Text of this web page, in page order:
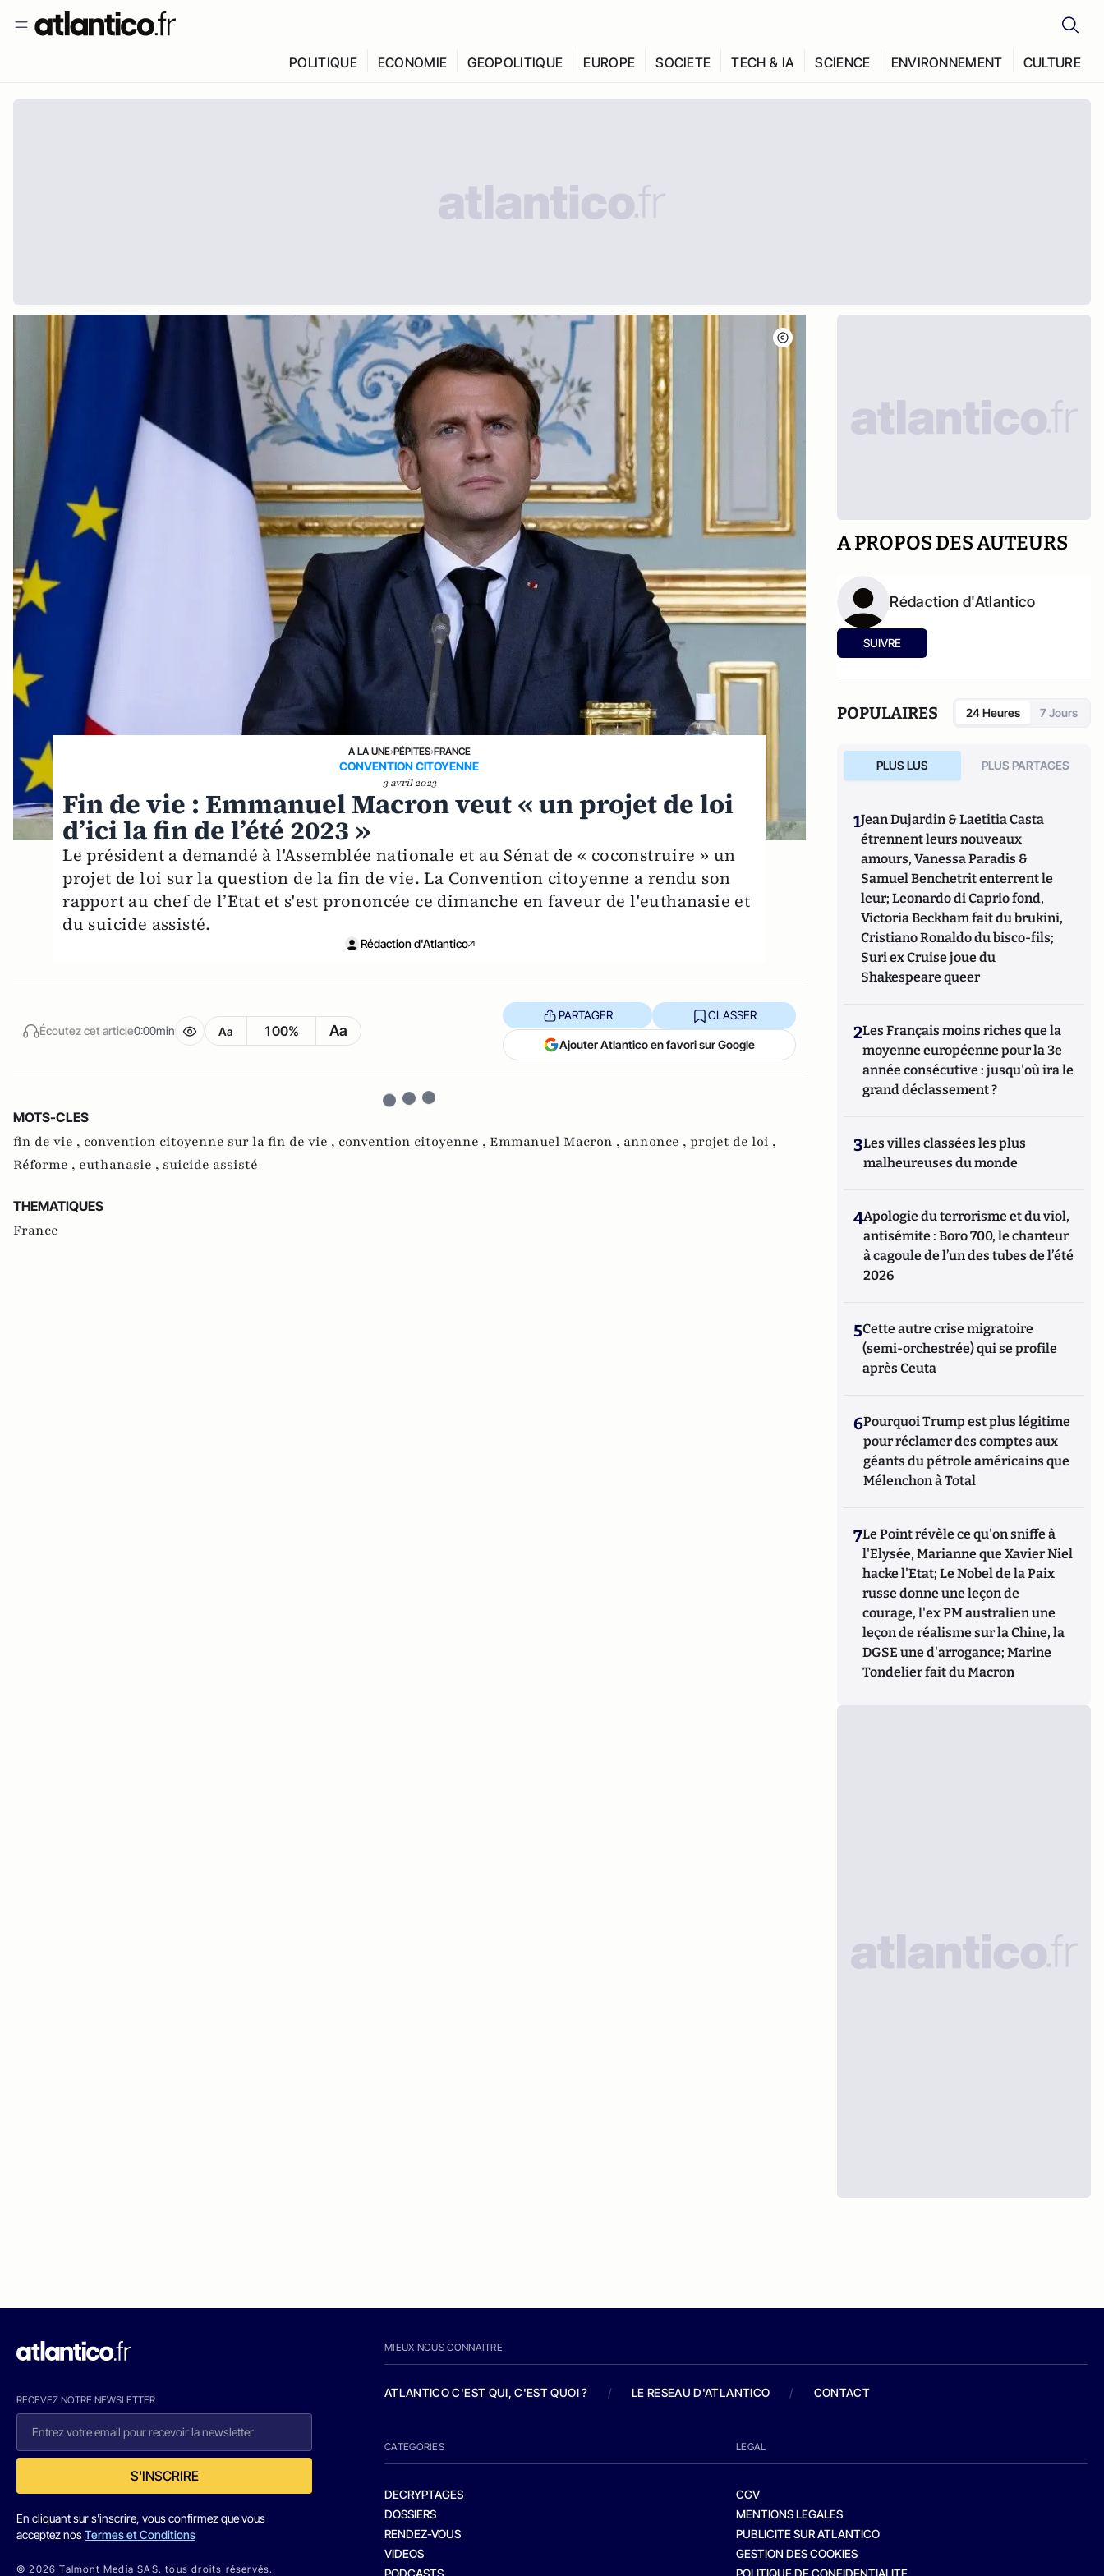
POLITIQUE ECONOMIE GEOPOLITIQUE EUROPE SOCIETE TECH & IA SCIENCE ENVIRONNEMENT CULTURE
A LA UNE›PÉPITES›FRANCE
CONVENTION CITOYENNE
3 avril 2023
Fin de vie : Emmanuel Macron veut « un projet de loi
d’ici la fin de l’été 2023 »
Le président a demandé à l'Assemblée nationale et au Sénat de « coconstruire » un
projet de loi sur la question de la fin de vie. La Convention citoyenne a rendu son
rapport au chef de l’Etat et s'est prononcée ce dimanche en faveur de l'euthanasie et
du suicide assisté.
Rédaction d'Atlantico
Écoutez cet article0:00min Aa 100% Aa
PARTAGER CLASSER
Ajouter Atlantico en favori sur Google
MOTS-CLES
fin de vie , convention citoyenne sur la fin de vie , convention citoyenne , Emmanuel Macron , annonce , projet de loi ,
Réforme , euthanasie , suicide assisté
THEMATIQUES
France
A PROPOS DES AUTEURS
Rédaction d'Atlantico
SUIVRE
POPULAIRES 24 Heures 7 Jours
PLUS LUS PLUS PARTAGES
1Jean Dujardin & Laetitia Casta
étrennent leurs nouveaux
amours, Vanessa Paradis &
Samuel Benchetrit enterrent le
leur; Leonardo di Caprio fond,
Victoria Beckham fait du brukini,
Cristiano Ronaldo du bisco-fils;
Suri ex Cruise joue du
Shakespeare queer
2Les Français moins riches que la
moyenne européenne pour la 3e
année consécutive : jusqu'où ira le
grand déclassement ?
3Les villes classées les plus
malheureuses du monde
4Apologie du terrorisme et du viol,
antisémite : Boro 700, le chanteur
à cagoule de l’un des tubes de l’été
2026
5Cette autre crise migratoire
(semi-orchestrée) qui se profile
après Ceuta
6Pourquoi Trump est plus légitime
pour réclamer des comptes aux
géants du pétrole américains que
Mélenchon à Total
7Le Point révèle ce qu'on sniffe à
l'Elysée, Marianne que Xavier Niel
hacke l'Etat; Le Nobel de la Paix
russe donne une leçon de
courage, l'ex PM australien une
leçon de réalisme sur la Chine, la
DGSE une d'arrogance; Marine
Tondelier fait du Macron
RECEVEZ NOTRE NEWSLETTER
S'INSCRIRE
En cliquant sur s'inscrire, vous confirmez que vous
acceptez nosTermes et Conditions
© 2026 Talmont Media SAS. tous droits réservés.
MIEUX NOUS CONNAITRE
ATLANTICO C'EST QUI, C'EST QUOI ? / LE RESEAU D'ATLANTICO / CONTACT
CATEGORIES
DECRYPTAGES
DOSSIERS
RENDEZ-VOUS
VIDEOS
PODCASTS
LEGAL
CGV
MENTIONS LEGALES
PUBLICITE SUR ATLANTICO
GESTION DES COOKIES
POLITIQUE DE CONFIDENTIALITE